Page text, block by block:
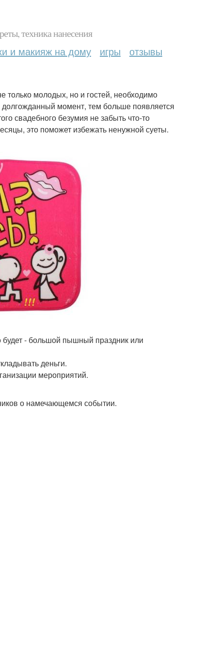
техника нанесения
и макияж на дому игры отзывы
молодых, но и гостей, необходимо
момент, тем больше появляется
свадебного безумия не забыть что-то
это поможет избежать ненужной суеты.
будет - большой пышный праздник или
деньги.
мероприятий.
о намечающемся событии.